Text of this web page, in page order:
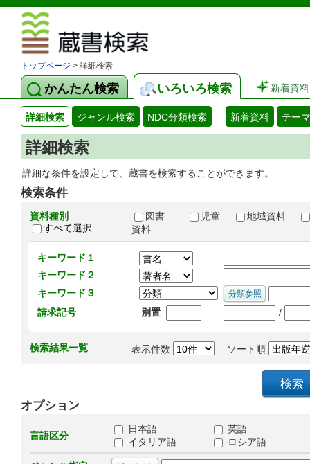
トップページ > 詳細検索
かんたん検索 いろいろ検索 新着資料
詳細検索 ジャンル検索 NDC分類検索 新着資料 テー
詳細検索
詳細な条件を設定して、蔵書を検索することができます。
検索条件
資料種別
すべて選択
図書 児童
地域資料
資料
キーワード１
キーワード２
キーワード３
請求記号
別置 /
検索結果一覧 表示件数 ソート順
オプション
言語区分
日本語
英語
イタリア語
ロシア語